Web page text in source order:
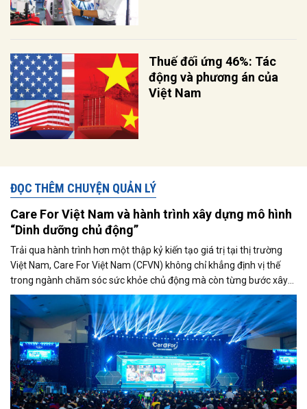
Thuế đối ứng 46%: Tác
động và phương án của
Việt Nam
ĐỌC THÊM CHUYỆN QUẢN LÝ
Care For Việt Nam và hành trình xây dựng mô hình
“Dinh dưỡng chủ động”
Trải qua hành trình hơn một thập kỷ kiến tạo giá trị tại thị trường
Việt Nam, Care For Việt Nam (CFVN) không chỉ khẳng định vị thế
trong ngành chăm sóc sức khỏe chủ động mà còn từng bước xây
dựng một mô hình quản trị mang bản sắc riêng.